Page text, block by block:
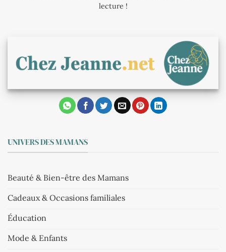
lecture !
UNIVERS DES MAMANS
Beauté & Bien-être des Mamans
Cadeaux & Occasions familiales
Éducation
Mode & Enfants